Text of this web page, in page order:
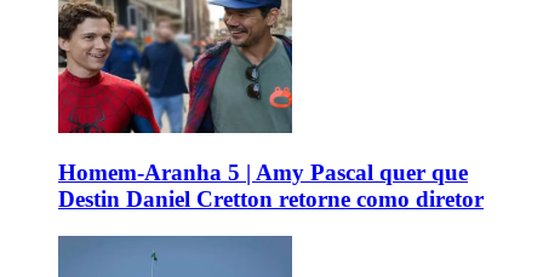
Homem-Aranha 5 | Amy Pascal quer que
Destin Daniel Cretton retorne como diretor